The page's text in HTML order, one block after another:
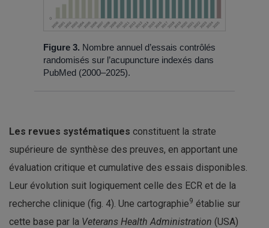
Figure 3. Nombre annuel d’essais contrôlés
randomisés sur l’acupuncture indexés dans
PubMed (2000–2025).
Les revues systématiques constituent la strate
supérieure de synthèse des preuves, en apportant une
évaluation critique et cumulative des essais disponibles.
Leur évolution suit logiquement celle des ECR et de la
recherche clinique (fig. 4). Une cartographie9 établie sur
cette base par la Veterans Health Administration (USA)